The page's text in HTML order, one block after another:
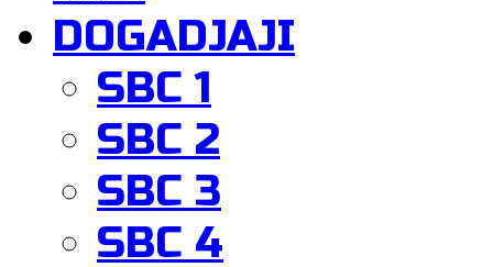
DOGADJAJI
SBC 1
SBC 2
SBC 3
SBC 4